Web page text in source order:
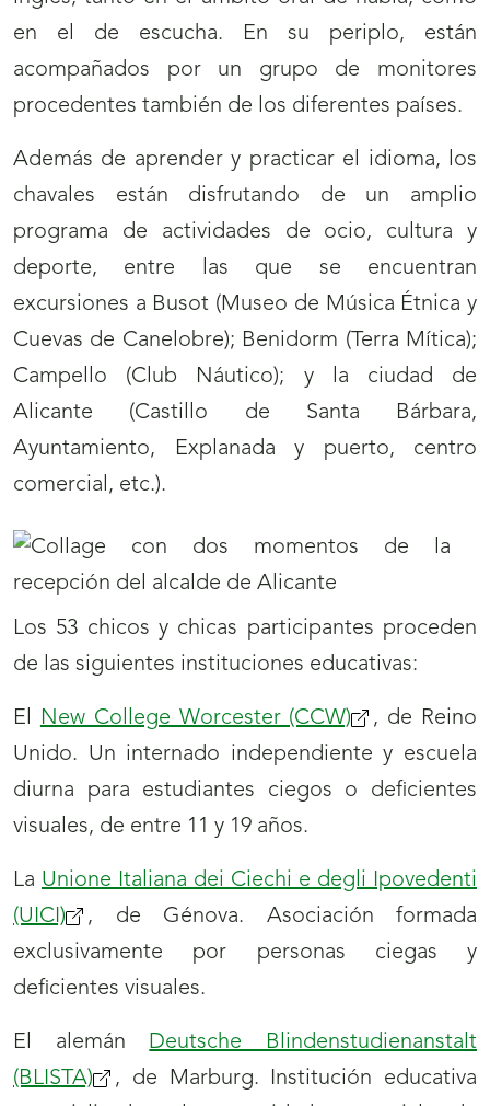
en el de escucha. En su periplo, están
acompañados por un grupo de monitores
procedentes también de los diferentes países.
Además de aprender y practicar el idioma, los
chavales están disfrutando de un amplio
programa de actividades de ocio, cultura y
deporte, entre las que se encuentran
excursiones a Busot (Museo de Música Étnica y
Cuevas de Canelobre); Benidorm (Terra Mítica);
Campello (Club Náutico); y la ciudad de
Alicante (Castillo de Santa Bárbara,
Ayuntamiento, Explanada y puerto, centro
comercial, etc.).
Los 53 chicos y chicas participantes proceden
de las siguientes instituciones educativas:
El New College Worcester (CCW)
, de Reino
Unido. Un internado independiente y escuela
diurna para estudiantes ciegos o deficientes
visuales, de entre 11 y 19 años.
La Unione Italiana dei Ciechi e degli Ipovedenti
(UICI)
, de Génova. Asociación formada
exclusivamente por personas ciegas y
deficientes visuales.
El alemán Deutsche Blindenstudienanstalt
(BLISTA)
, de Marburg. Institución educativa